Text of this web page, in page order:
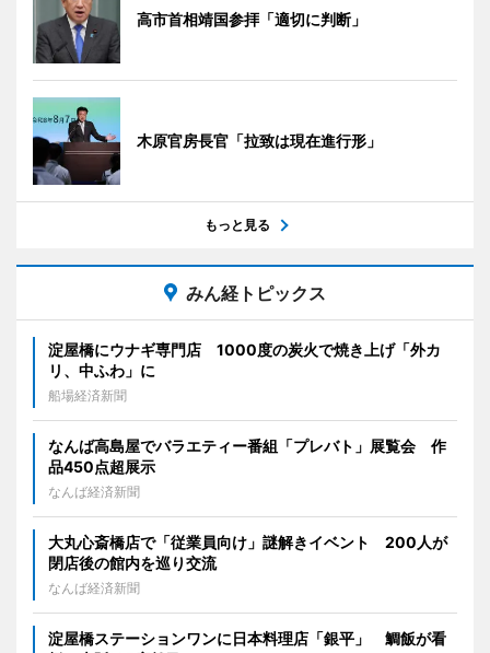
高市首相靖国参拝「適切に判断」
木原官房長官「拉致は現在進行形」
もっと見る
みん経トピックス
淀屋橋にウナギ専門店 1000度の炭火で焼き上げ「外カ
リ、中ふわ」に
船場経済新聞
なんば高島屋でバラエティー番組「プレバト」展覧会 作
品450点超展示
なんば経済新聞
大丸心斎橋店で「従業員向け」謎解きイベント 200人が
閉店後の館内を巡り交流
なんば経済新聞
淀屋橋ステーションワンに日本料理店「銀平」 鯛飯が看